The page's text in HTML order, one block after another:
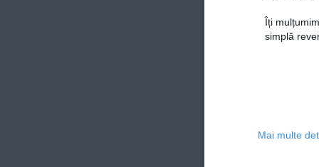
Îți
simplă
Mai multe